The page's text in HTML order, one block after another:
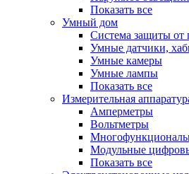
Показать все
Умный дом
Система защиты от
Умные датчики,
Умные камеры
Умные лампы
Показать все
Измерительная
Амперметры
Вольтметры
Модульные
Показать все